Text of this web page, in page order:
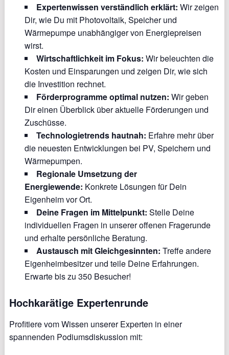
Expertenwissen verständlich erklärt: Wir zeigen
Dir, wie Du mit Photovoltaik, Speicher und
Wärmepumpe unabhängiger von Energiepreisen
wirst.
Wirtschaftlichkeit im Fokus: Wir beleuchten die
Kosten und Einsparungen und zeigen Dir, wie sich
die Investition rechnet.
Förderprogramme optimal nutzen: Wir geben
Dir einen Überblick über aktuelle Förderungen und
Zuschüsse.
Technologietrends hautnah: Erfahre mehr über
die neuesten Entwicklungen bei PV, Speichern und
Wärmepumpen.
Regionale Umsetzung der
Energiewende: Konkrete Lösungen für Dein
Eigenheim vor Ort.
Deine Fragen im Mittelpunkt: Stelle Deine
individuellen Fragen in unserer offenen Fragerunde
und erhalte persönliche Beratung.
Austausch mit Gleichgesinnten: Treffe andere
Eigenheimbesitzer und teile Deine Erfahrungen.
Erwarte bis zu 350 Besucher!
Hochkarätige Expertenrunde
Profitiere vom Wissen unserer Experten in einer
spannenden Podiumsdiskussion mit: